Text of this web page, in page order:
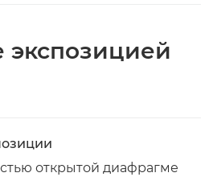
экспозицией
открытой диафрагме